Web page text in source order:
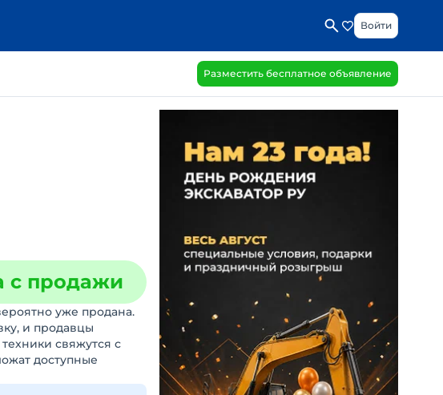
Войти
Разместить бесплатное объявление
с продажи
уже продана.
и продавцы
свяжутся с
доступные